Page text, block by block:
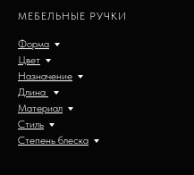
МЕБЕЛЬНЫЕ РУЧКИ
Форма
Цвет
Назначение
Длина
Материал
Стиль
Степень блеска